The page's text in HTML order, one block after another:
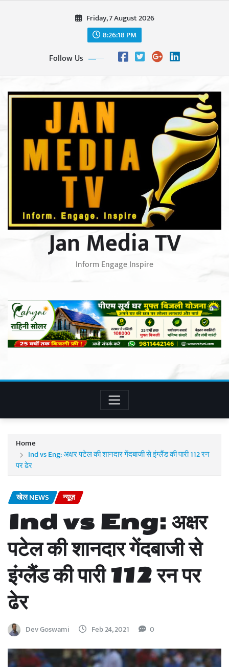
Friday, 7 August 2026
8:26:20 PM
Follow Us
Jan Media TV
Inform Engage Inspire
Home
Ind vs Eng: अक्षर पटेल की शानदार गेंदबाजी से इंग्लैंड की पारी 112 रन
पर ढेर
खेल NEWS न्यूज़
Ind vs Eng: अक्षर
पटेल की शानदार गेंदबाजी से
इंग्लैंड की पारी 112 रन पर
ढेर
Dev Goswami Feb 24, 2021 0